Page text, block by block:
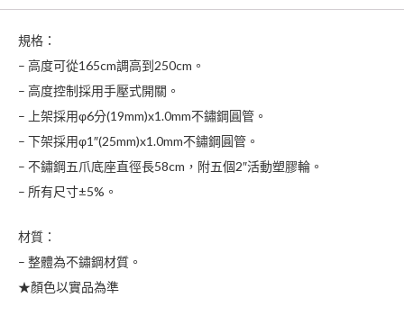
式
不
鏽
鋼
爪
量
規格：
– 高度可從165cm調高到250cm。
– 高度控制採用手壓式開關。
– 上架採用φ6分(19mm)x1.0mm不鏽鋼圓管。
– 下架採用φ1″(25mm)x1.0mm不鏽鋼圓管。
– 不鏽鋼五爪底座直徑長58cm，附五個2″活動塑膠輪。
– 所有尺寸±5%。
材質：
– 整體為不鏽鋼材質。
★顏色以實品為準